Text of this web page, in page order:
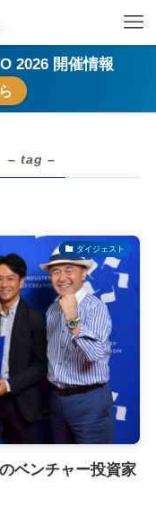
2026 開催情報
– tag –
ダイジェスト
ベンチャー投資家